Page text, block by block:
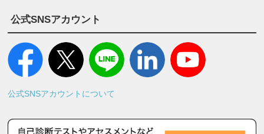
公式SNSアカウント
公式SNSアカウントについて